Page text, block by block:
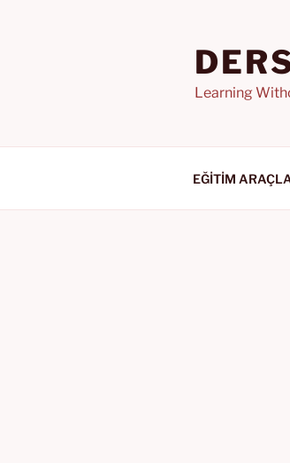
Learning
EĞİTİM